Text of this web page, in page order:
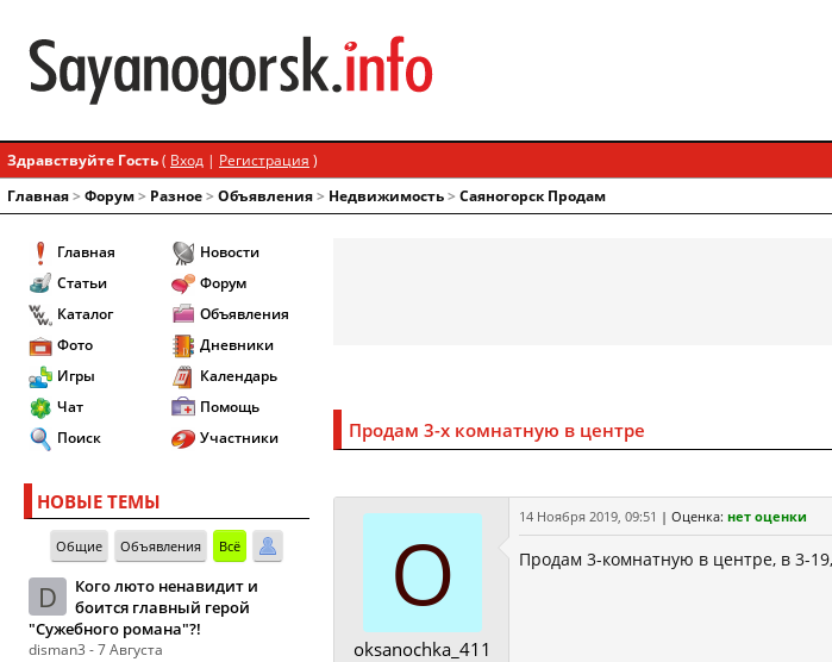
Здравствуйте Гость( Вход | Регистрация )
Главная> Форум> Разное> Объявления> Недвижимость> Саяногорск Продам
Главная
Статьи
Каталог
Фото
Игры
Чат
Поиск
Новости
Форум
Объявления
Дневники
Календарь
Помощь
Участники
НОВЫЕ ТЕМЫ
Общие Объявления Всё
D
Кого люто ненавидит и
боится главный герой
"Сужебного романа"?!
disman3 - 7 Августа
Продам 3-х комнатную в центре
O
oksanochka_411
14 Ноября 2019, 09:51 | Оценка: нет оценки
Продам 3-комнатную в центре, в 3-